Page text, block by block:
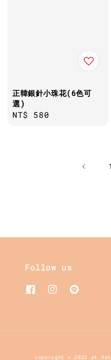
正韓銀針小珠花(6色可
選)
Regular
NT$ 580
1
Follow us
copyright © 2022 at